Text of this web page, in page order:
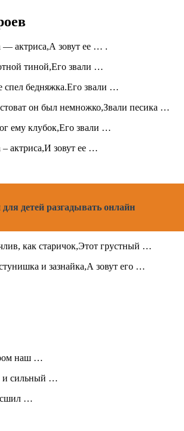
— актриса,А зовут ее … .
тиной,Его звали …
спел бедняжка.Его звали …
он был немножко,Звали песика …
ему клубок,Его звали …
актриса,И зовут ее …
детей разгадывать онлайн
как старичок,Этот грустный …
и зазнайка,А зовут его …
наш …
и сильный …
сшил …